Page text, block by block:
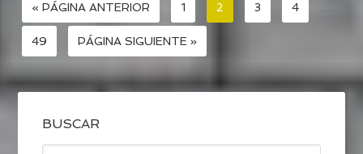
« PÁGINA ANTERIOR 1 2 3 4 …
49 PÁGINA SIGUIENTE »
BUSCAR